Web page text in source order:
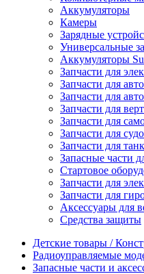
Аккумуляторы
Камеры
Зарядные
Универсальные
Аккумуляторы
Запчасти для
Запчасти для
Запчасти для
Запчасти для
Запчасти для
Запчасти для
Запчасти для
Запасные части
Стартовое
Запчасти для
Запчасти для
Аксессуары для
Средства защиты
Детские товары /
Радиоуправляемые
Запасные части и